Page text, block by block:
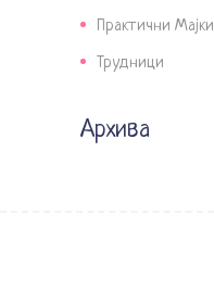
Практични Мајки
Трудници
Архива